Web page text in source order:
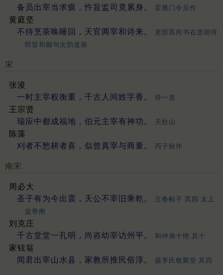
备员出宰当求瘼，忤旨监司竟累身。
罢雁门令后作
黄庭坚
不待烹茶唤睡回，天官两宰和诗来。
吏部苏尚书右选胡侍
郎皆和鄙句次韵道谢
宋
张浚
一时主宰权衡重，千古人间姓字香。
诗一首
王宗贤
瑞应中都成福地，伯元主宰有神功。
天柱山
陈藻
刈者不愁耕者喜，似曾真宰与商量。
丙子秋作
南宋
周必大
圣子有为今出震，天公不宰旧乘乾。
立春帖子 其四 太上
皇帝阁
刘克庄
千古堂堂一孔明，尚咨幼宰访州平。
和仲弟十绝 其十
家铉翁
闻君出宰山水县，家教所推民俗淳。
题李氏敬聚堂 其四